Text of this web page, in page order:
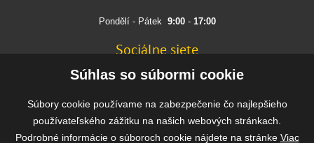
Pondělí - Pátek 9:00- 17:00
Sociálne siete
FACEBOOK
Súhlas so súbormi cookie
Súbory cookie používame na zabezpečenie čo najlepšieho
používateľského zážitku na našich webových stránkach.
Podrobné informácie o súboroch cookie nájdete na stránke Viac